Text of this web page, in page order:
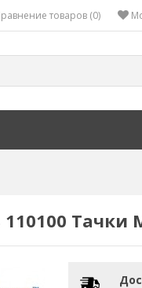
товаров (0)
Тачки